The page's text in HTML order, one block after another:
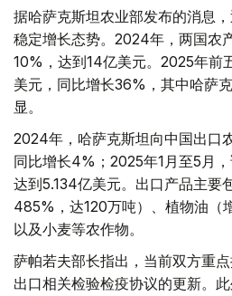
据哈萨克斯坦农业部发布的消息
稳定增长态势。2024年，两国农
10%，达到14亿美元。2025年前
美元，同比增长36%，其中哈萨
显。
2024年，哈萨克斯坦向中国出口
同比增长4%；2025年1月至5月
达到5.134亿美元。出口产品主要
485%，达120万吨）、植物油（
以及小麦等农作物。
萨帕若夫部长指出，当前双方重
出口相关检验检疫协议的更新。